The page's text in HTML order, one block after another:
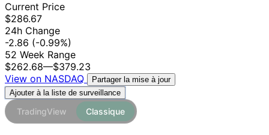
Current Price
$286.67
24h Change
-2.86 (-0.99%)
52 Week Range
$262.68—$379.23
View on NASDAQ
Partager la mise à jour
Ajouter à la liste de surveillance
TradingView Classique